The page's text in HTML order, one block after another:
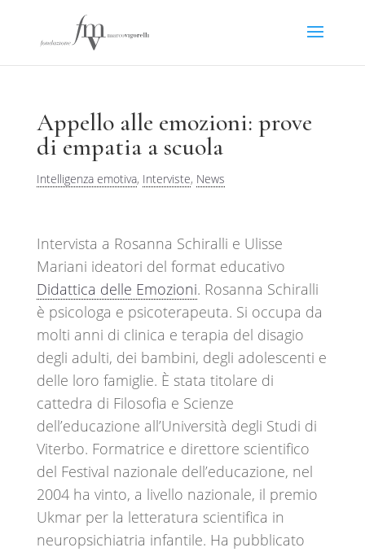
Appello alle emozioni: prove
di empatia a scuola
Intelligenza emotiva, Interviste, News
Intervista a Rosanna Schiralli e Ulisse
Mariani ideatori del format educativo
Didattica delle Emozioni. Rosanna Schiralli
è psicologa e psicoterapeuta. Si occupa da
molti anni di clinica e terapia del disagio
degli adulti, dei bambini, degli adolescenti e
delle loro famiglie. È stata titolare di
cattedra di Filosofia e Scienze
dell’educazione all’Università degli Studi di
Viterbo. Formatrice e direttore scientifico
del Festival nazionale dell’educazione, nel
2004 ha vinto, a livello nazionale, il premio
Ukmar per la letteratura scientifica in
neuropsichiatria infantile. Ha pubblicato